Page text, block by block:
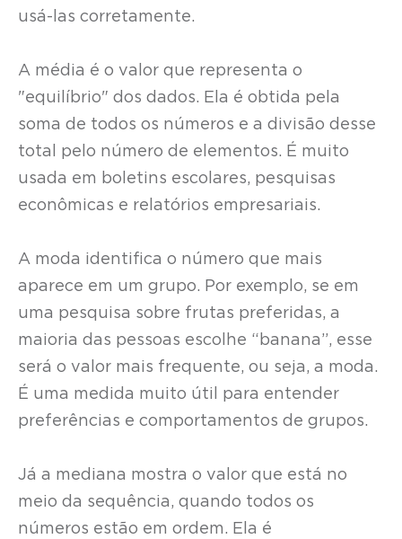
usá-las corretamente.
A média é o valor que representa o
"equilíbrio" dos dados. Ela é obtida pela
soma de todos os números e a divisão desse
total pelo número de elementos. É muito
usada em boletins escolares, pesquisas
econômicas e relatórios empresariais.
A moda identifica o número que mais
aparece em um grupo. Por exemplo, se em
uma pesquisa sobre frutas preferidas, a
maioria das pessoas escolhe “banana”, esse
será o valor mais frequente, ou seja, a moda.
É uma medida muito útil para entender
preferências e comportamentos de grupos.
Já a mediana mostra o valor que está no
meio da sequência, quando todos os
números estão em ordem. Ela é